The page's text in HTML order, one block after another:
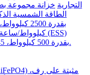
للصناعة وحلول UPS التجارية خزانة مجموعة
كيلوواط/
بقدرة 500 كيلوواط، 1045 كيلوواط/ساعة، مع نظام تبريد هوائي.